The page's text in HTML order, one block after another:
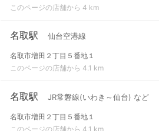
このページの店舗から 4 km
名取駅 仙台空港線
名取市増田２丁目５番地１
このページの店舗から 4.1 km
名取駅 JR常磐線(いわき～仙台) など
名取市増田２丁目５番地１
このページの店舗から 4.1 km